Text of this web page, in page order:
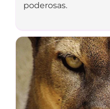
poderosas.